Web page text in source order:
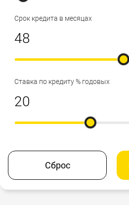
Срок кредита в месяцах
Ставка по кредиту % годовых
Сброс